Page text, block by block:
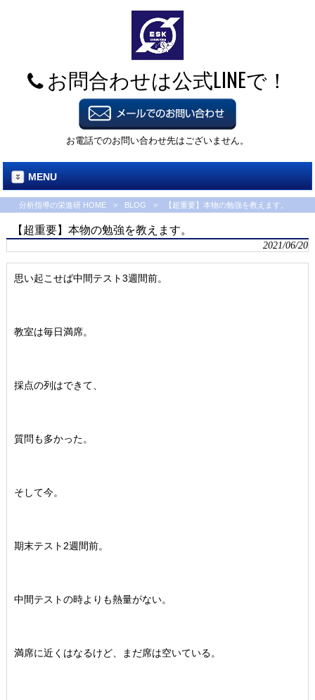
お問合わせは公式LINEで！
お電話でのお問い合わせ先はございません。
MENU
分析指導の栄進研 HOME > BLOG > 【超重要】本物の勉強を教えます。
【超重要】本物の勉強を教えます。
2021/06/20
思い起こせば中間テスト3週間前。
教室は毎日満席。
採点の列はできて、
質問も多かった。
そして今。
期末テスト2週間前。
中間テストの時よりも熱量がない。
満席に近くはなるけど、まだ席は空いている。